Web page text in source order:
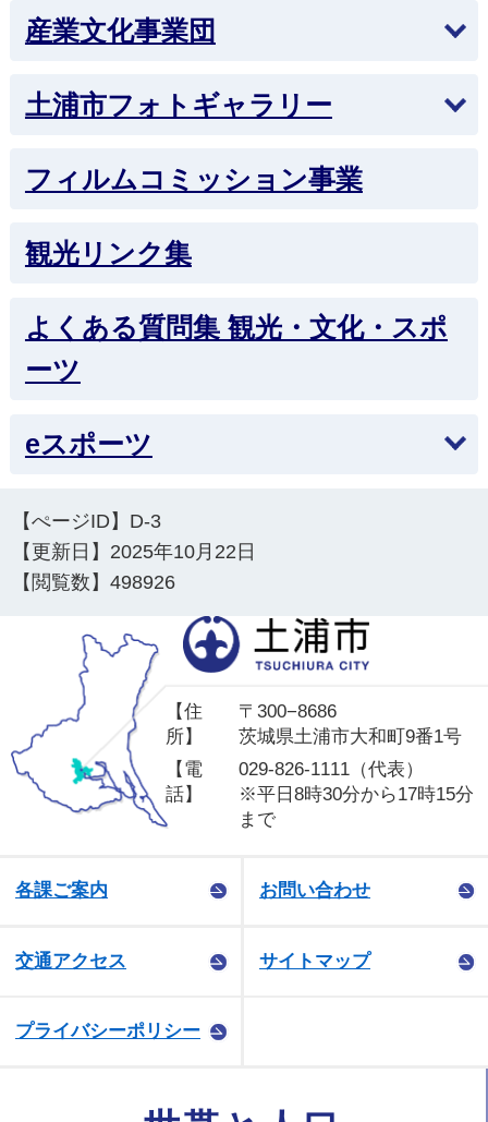
2026年5月24日
モン太とつちまるの植物日記（上高津貝塚）
2026年5月20日
こども自転車乗り方教室
2026年4月30日
たします！
フリースケート世界大会「JMKRIDEジャパンオ
ープン2026」が開催されます！
朝日峠展望公園ハイキングコース 一部通行止め解
除のお知らせ
2026年4月1日
令和8年度 伝統文化親子教室について
2026年3月26日
附属展示館 土浦城東櫓は3月27日（金）から通常
開館します（博物館）
2026年2月1日
今月の休館日（上高津貝塚）
2026年1月28日
第1次ナショナルサイクルルートサイクルツーリ
2026年1月1日
2025年12月1日
ふるさと納税返礼品になりました！
産業文化事業団
土浦市フォトギャラリー
フィルムコミッション事業
観光リンク集
よくある質問集 観光・文化・スポ
ーツ
eスポーツ
【ぺージID】 D-3
【更新日】 2025年10月22日
【閲覧数】498926
【住
所】
〒300−8686
茨城県土浦市大和町9番1号
【電
話】
029-826-1111（代表）
※平日8時30分から17時15分
まで
各課ご案内 お問い合わせ
交通アクセス サイトマップ
プライバシーポリシー